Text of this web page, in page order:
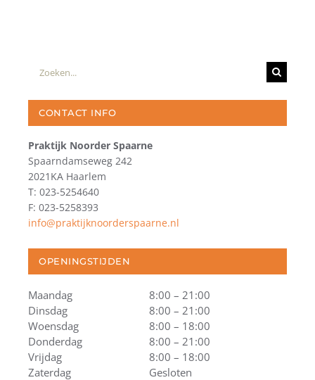
Zoeken
CONTACT INFO
Praktijk Noorder Spaarne
Spaarndamseweg 242
2021KA Haarlem
T: 023-5254640
F: 023-5258393
info@praktijknoorderspaarne.nl
OPENINGSTIJDEN
Maandag
8:00 – 21:00
Dinsdag
8:00 – 21:00
Woensdag
8:00 – 18:00
Donderdag
8:00 – 21:00
Vrijdag
8:00 – 18:00
Zaterdag
Gesloten